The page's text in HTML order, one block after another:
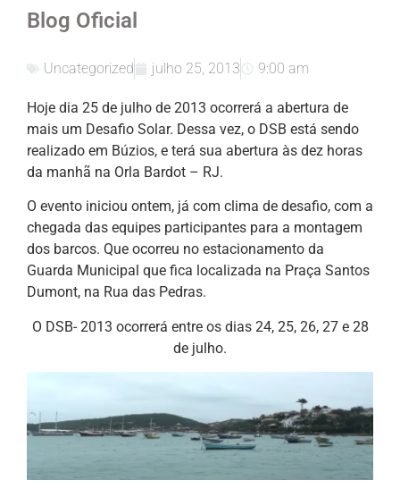
Blog Oficial
Uncategorized julho 25, 2013 9:00 am
Hoje dia 25 de julho de 2013 ocorrerá a abertura de
mais um Desafio Solar. Dessa vez, o DSB está sendo
realizado em Búzios, e terá sua abertura às dez horas
da manhã na Orla Bardot – RJ.
O evento iniciou ontem, já com clima de desafio, com a
chegada das equipes participantes para a montagem
dos barcos. Que ocorreu no estacionamento da
Guarda Municipal que fica localizada na Praça Santos
Dumont, na Rua das Pedras.
O DSB- 2013 ocorrerá entre os dias 24, 25, 26, 27 e 28
de julho.